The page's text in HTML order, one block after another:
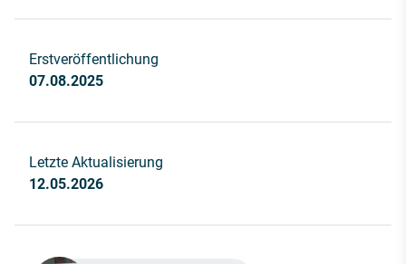
Erstveröffentlichung
07.08.2025
Letzte Aktualisierung
12.05.2026